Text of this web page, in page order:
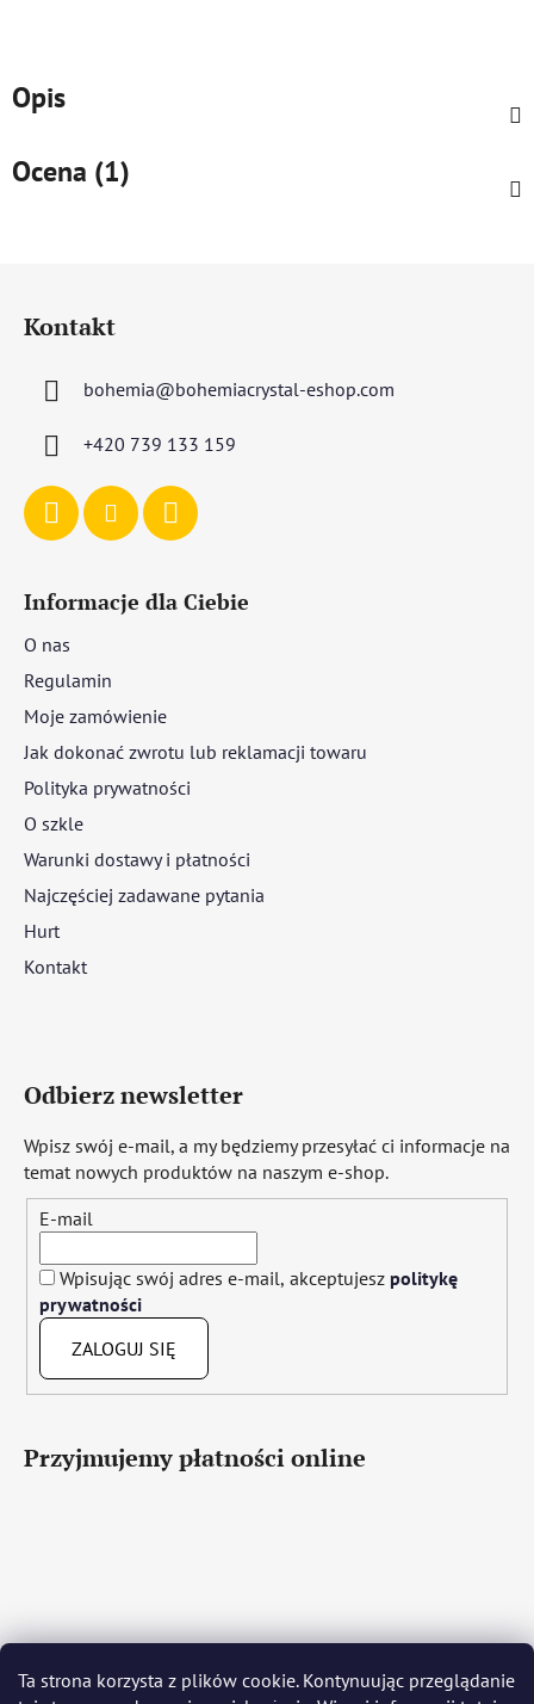
Ta strona korzysta z plików cookie. Kontynuując przeglądanie
Opis
Ocena (1)
Kontakt
bohemia@bohemiacrystal-eshop.com
+420 739 133 159
Informacje dla Ciebie
O nas
Regulamin
Moje zamówienie
Jak dokonać zwrotu lub reklamacji towaru
Polityka prywatności
O szkle
Warunki dostawy i płatności
Najczęściej zadawane pytania
Hurt
Kontakt
Odbierz newsletter
Wpisz swój e-mail, a my będziemy przesyłać ci informacje na
temat nowych produktów na naszym e-shop.
E-mail
Wpisując swój adres e-mail, akceptujesz politykę
prywatności
ZALOGUJ SIĘ
Przyjmujemy płatności online
Język polski Română Italiano Español
Français